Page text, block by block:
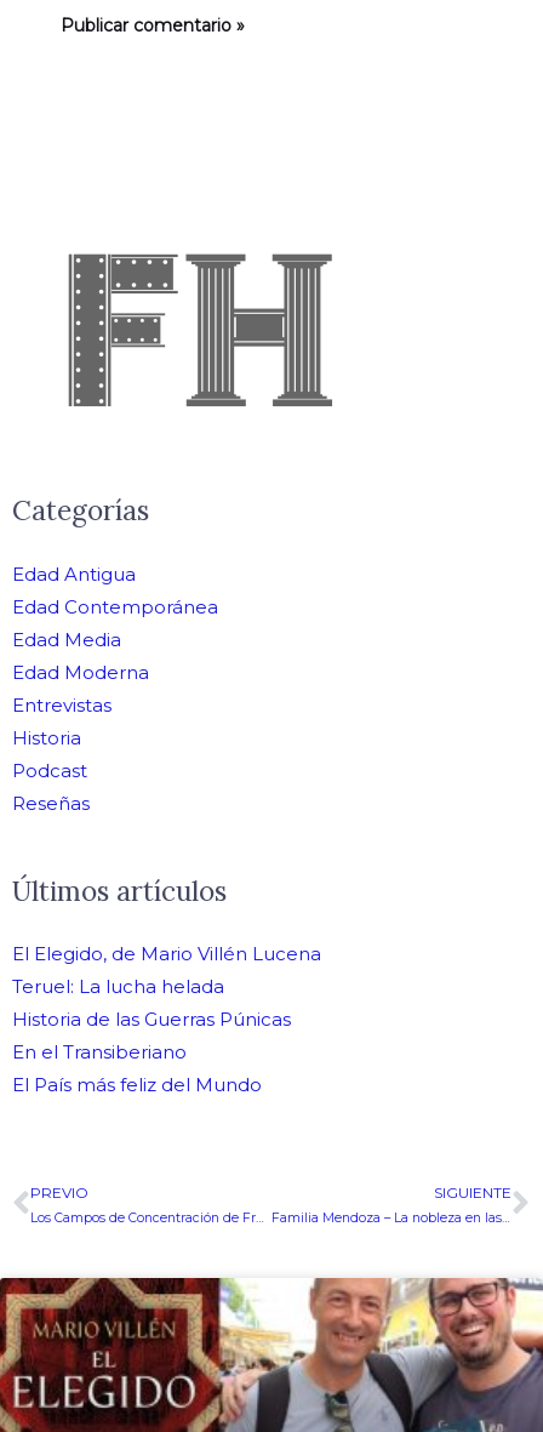
Categorías
Edad Antigua
Edad Contemporánea
Edad Media
Edad Moderna
Entrevistas
Historia
Podcast
Reseñas
Últimos artículos
El Elegido, de Mario Villén Lucena
Teruel: La lucha helada
Historia de las Guerras Púnicas
En el Transiberiano
El País más feliz del Mundo
Ant
PREVIO
Los Campos de Concentración de Franco
SIGUIENTE
Familia Mendoza – La nobleza en las edades Media y Moderna